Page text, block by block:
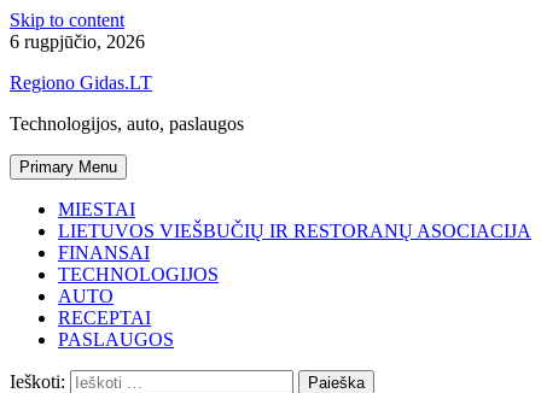
Skip to content
6 rugpjūčio, 2026
Regiono Gidas.LT
Technologijos, auto, paslaugos
Primary Menu
MIESTAI
LIETUVOS VIEŠBUČIŲ IR RESTORANŲ ASOCIACIJA
FINANSAI
TECHNOLOGIJOS
AUTO
RECEPTAI
PASLAUGOS
Ieškoti: